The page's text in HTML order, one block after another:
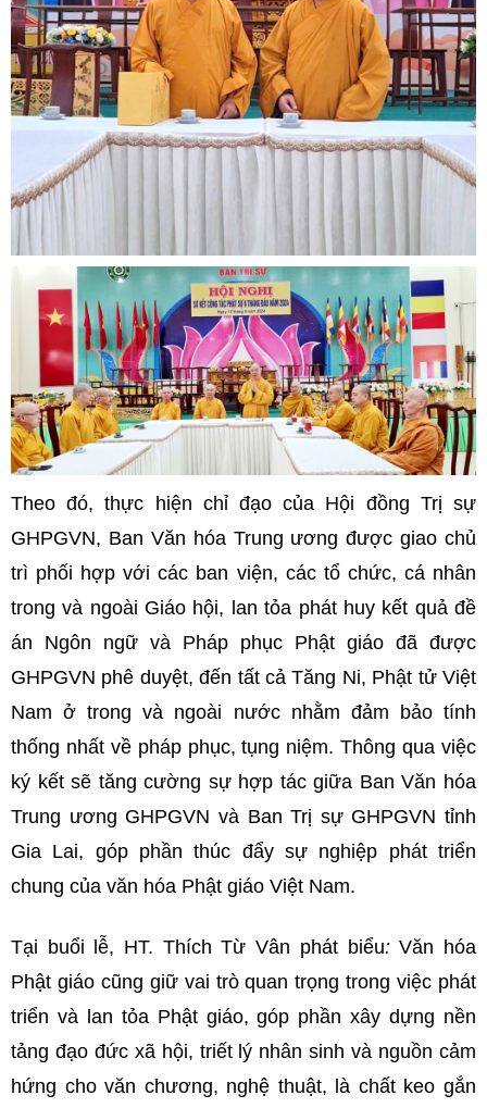
Theo đó, thực hiện chỉ đạo của Hội đồng Trị sự
GHPGVN, Ban Văn hóa Trung ương được giao chủ
trì phối hợp với các ban viện, các tổ chức, cá nhân
trong và ngoài Giáo hội, lan tỏa phát huy kết quả đề
án Ngôn ngữ và Pháp phục Phật giáo đã được
GHPGVN phê duyệt, đến tất cả Tăng Ni, Phật tử Việt
Nam ở trong và ngoài nước nhằm đảm bảo tính
thống nhất về pháp phục, tụng niệm. Thông qua việc
ký kết sẽ tăng cường sự hợp tác giữa Ban Văn hóa
Trung ương GHPGVN và Ban Trị sự GHPGVN tỉnh
Gia Lai, góp phần thúc đẩy sự nghiệp phát triển
chung của văn hóa Phật giáo Việt Nam.
Tại buổi lễ, HT. Thích Từ Vân phát biểu:Văn hóa
Phật giáo cũng giữ vai trò quan trọng trong việc phát
triển và lan tỏa Phật giáo, góp phần xây dựng nền
tảng đạo đức xã hội, triết lý nhân sinh và nguồn cảm
hứng cho văn chương, nghệ thuật, là chất keo gắn